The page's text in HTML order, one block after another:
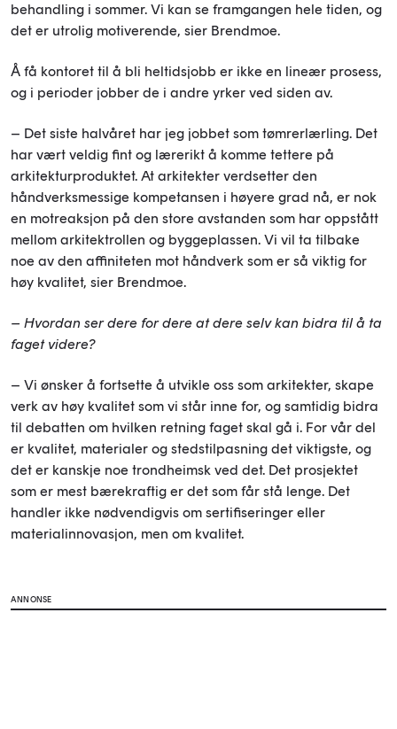
behandling i sommer. Vi kan se framgangen hele tiden, og
det er utrolig motiverende, sier Brendmoe.
Å få kontoret til å bli heltidsjobb er ikke en lineær prosess,
og i perioder jobber de i andre yrker ved siden av.
– Det siste halvåret har jeg jobbet som tømrerlærling. Det
har vært veldig fint og lærerikt å komme tettere på
arkitekturproduktet. At arkitekter verdsetter den
håndverksmessige kompetansen i høyere grad nå, er nok
en motreaksjon på den store avstanden som har oppstått
mellom arkitektrollen og byggeplassen. Vi vil ta tilbake
noe av den affiniteten mot håndverk som er så viktig for
høy kvalitet, sier Brendmoe.
– Hvordan ser dere for dere at dere selv kan bidra til å ta
faget videre?
– Vi ønsker å fortsette å utvikle oss som arkitekter, skape
verk av høy kvalitet som vi står inne for, og samtidig bidra
til debatten om hvilken retning faget skal gå i. For vår del
er kvalitet, materialer og stedstilpasning det viktigste, og
det er kanskje noe trondheimsk ved det. Det prosjektet
som er mest bærekraftig er det som får stå lenge. Det
handler ikke nødvendigvis om sertifiseringer eller
materialinnovasjon, men om kvalitet.
ANNONSE